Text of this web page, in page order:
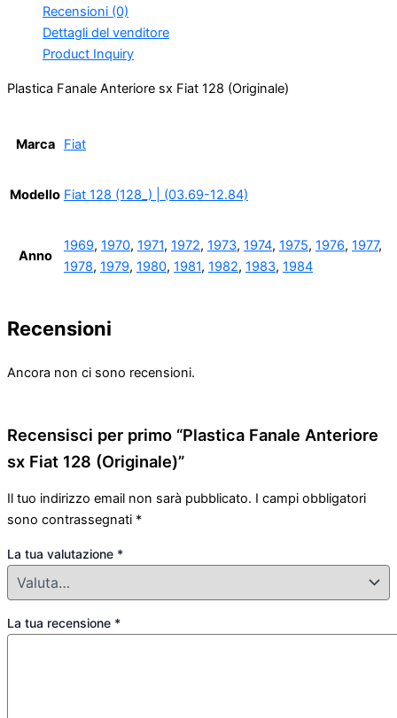
Recensioni (0)
Dettagli del venditore
Product Inquiry
Plastica Fanale Anteriore sx Fiat 128 (Originale)
Marca Fiat
Modello Fiat 128 (128_) | (03.69-12.84)
Anno
1969, 1970, 1971, 1972, 1973, 1974, 1975, 1976, 1977,
1978, 1979, 1980, 1981, 1982, 1983, 1984
Recensioni
Ancora non ci sono recensioni.
Recensisci per primo “Plastica Fanale Anteriore
sx Fiat 128 (Originale)”
Il tuo indirizzo email non sarà pubblicato. I campi obbligatori
sono contrassegnati *
La tua valutazione *
La tua recensione *